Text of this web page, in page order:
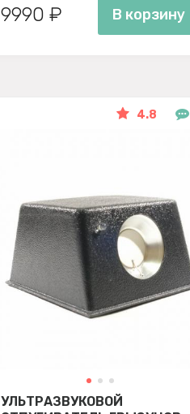
9990 ₽ В корзину
4.8
УЛЬТРАЗВУКОВОЙ